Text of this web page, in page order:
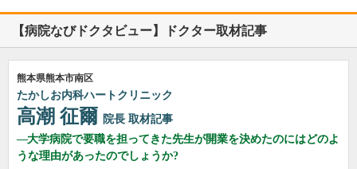
【病院なびドクタビュー】ドクター取材記事
熊本県熊本市南区
たかしお内科ハートクリニック
高潮 征爾 院長 取材記事
大学病院で要職を担ってきた先生が開業を決めたのにはどのよ
うな理由があったのでしょうか?